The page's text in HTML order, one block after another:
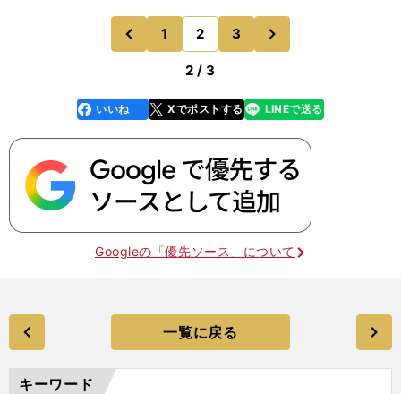
うれしい」と喜びを口にした。さまざまなプレッシ
ャーを背負う日本
前
のページへ
1 2 3
2 / 3
faceboo
k
いいね Xでポストする
line LINEで送る
Googleの「優先ソース」について
一覧に戻る
キーワード